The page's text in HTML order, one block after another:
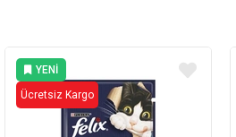
YENI
ÜRÜN
Ücretsiz Kargo